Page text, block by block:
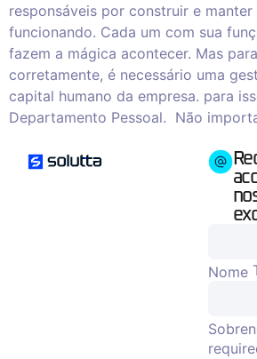
responsáveis por construir e
funcionando. Cada um com sua
fazem a mágica acontecer. Mas
corretamente, é necessário uma
capital humano da empresa. para
Departamento Pessoal. Não
Nome